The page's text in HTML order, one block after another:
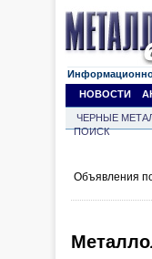
НОВОСТИ
ЧЕРНЫЕ
ПОИСК
Объявления